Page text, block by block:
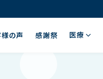
の声 感謝祭 医療